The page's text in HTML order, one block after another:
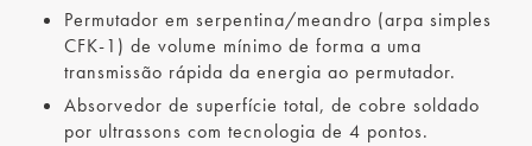
Permutador em serpentina/meandro (arpa simples
CFK-1) de volume mínimo de forma a uma
transmissão rápida da energia ao permutador.
Absorvedor de superfície total, de cobre soldado
por ultrassons com tecnologia de 4 pontos.